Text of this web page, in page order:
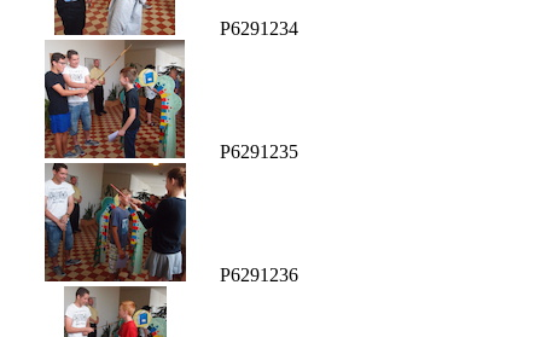
P6291234
P6291235
P6291236